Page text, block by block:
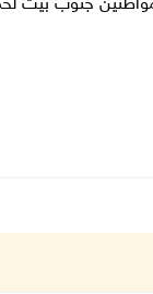
جنوب بيت